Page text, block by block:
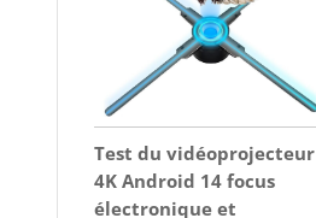
Test du vidéoprojecteur
4K Android 14 focus
électronique et